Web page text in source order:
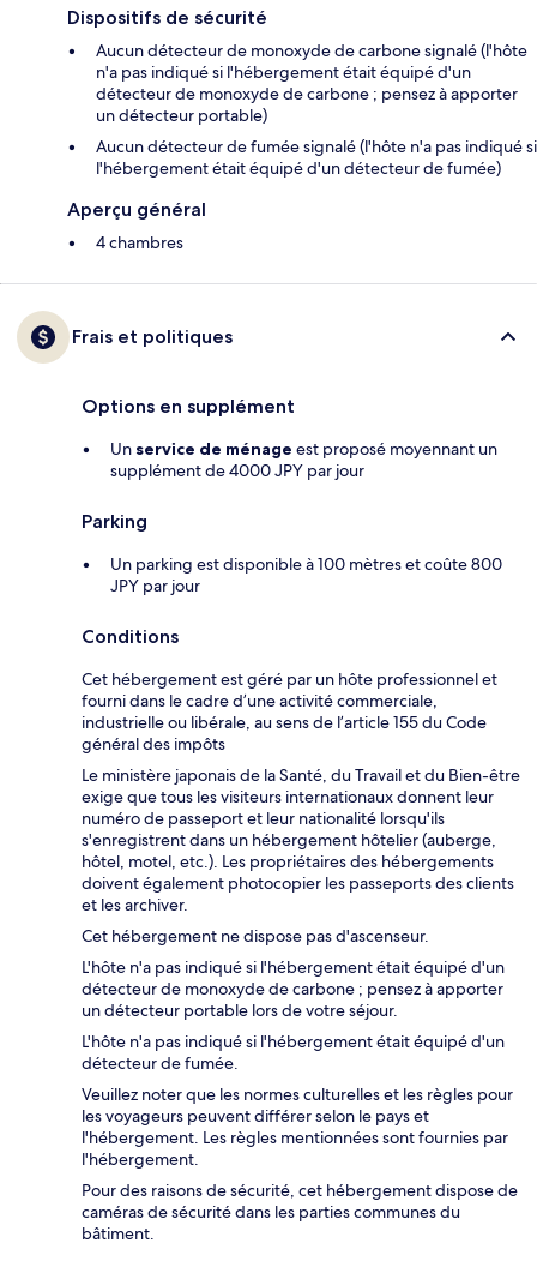
Dispositifs de sécurité
Aucun détecteur de monoxyde de carbone signalé (l'hôte
n'a pas indiqué si l'hébergement était équipé d'un
détecteur de monoxyde de carbone ; pensez à apporter
un détecteur portable)
Aucun détecteur de fumée signalé (l'hôte n'a pas indiqué si
l'hébergement était équipé d'un détecteur de fumée)
Aperçu général
4 chambres
Frais et politiques
Options en supplément
Un service de ménage est proposé moyennant un
supplément de 4000 JPY par jour
Parking
Un parking est disponible à 100 mètres et coûte 800
JPY par jour
Conditions
Cet hébergement est géré par un hôte professionnel et
fourni dans le cadre d’une activité commerciale,
industrielle ou libérale, au sens de l’article 155 du Code
général des impôts
Le ministère japonais de la Santé, du Travail et du Bien-être
exige que tous les visiteurs internationaux donnent leur
numéro de passeport et leur nationalité lorsqu'ils
s'enregistrent dans un hébergement hôtelier (auberge,
hôtel, motel, etc.). Les propriétaires des hébergements
doivent également photocopier les passeports des clients
et les archiver.
Cet hébergement ne dispose pas d'ascenseur.
L'hôte n'a pas indiqué si l'hébergement était équipé d'un
détecteur de monoxyde de carbone ; pensez à apporter
un détecteur portable lors de votre séjour.
L'hôte n'a pas indiqué si l'hébergement était équipé d'un
détecteur de fumée.
Veuillez noter que les normes culturelles et les règles pour
les voyageurs peuvent différer selon le pays et
l'hébergement. Les règles mentionnées sont fournies par
l'hébergement.
Pour des raisons de sécurité, cet hébergement dispose de
caméras de sécurité dans les parties communes du
bâtiment.